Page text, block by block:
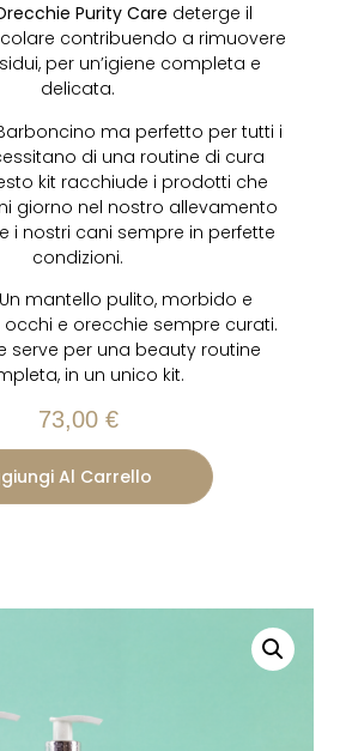
Purity Care deterge il
contribuendo a rimuovere
per un’igiene completa e
delicata.
ma perfetto per tutti i
di una routine di cura
kit racchiude i prodotti che
giorno nel nostro allevamento
i nostri cani sempre in perfette
condizioni.
Un mantello pulito, morbido e
e orecchie sempre curati.
serve per una beauty routine
in un unico kit.
73,00 €
Al Carrello